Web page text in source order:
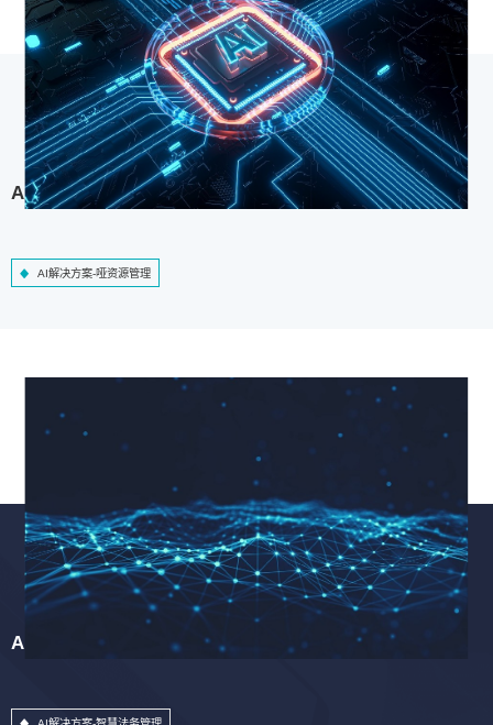
AI解决方案-哑资源管理
AI解决方案-哑资源管理
AI解决方案-智慧法务管理